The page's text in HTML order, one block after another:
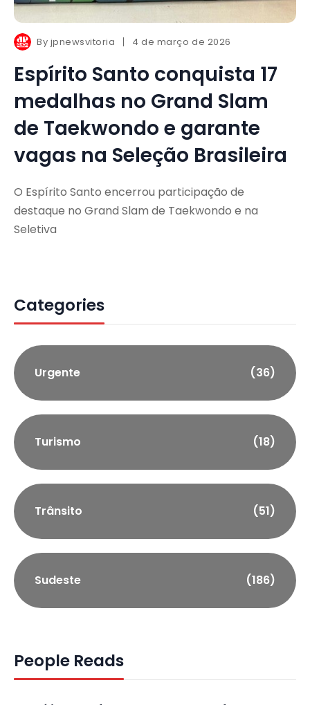
By jpnewsvitoria 4 de março de 2026
Espírito Santo conquista 17
medalhas no Grand Slam
de Taekwondo e garante
vagas na Seleção Brasileira
O Espírito Santo encerrou participação de
destaque no Grand Slam de Taekwondo e na
Seletiva
Categories
Urgente (36)
Turismo (18)
Trânsito (51)
Sudeste (186)
People Reads